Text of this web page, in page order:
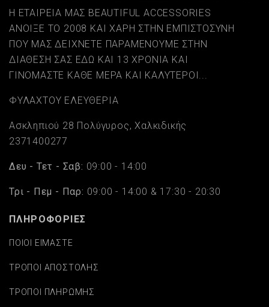
Η ΕΤΑΙΡΕΙΑ ΜΑΣ BEAUTIFUL ACCESSORIES
ΑΝΟΙΞΕ ΤΟ 2008 ΚΑΙ ΧΑΡΗ ΣΤΗΝ ΕΜΠΙΣΤΟΣΥΝΗ
ΠΟΥ ΜΑΣ ΔΕΙΧΝΕΤΕ ΠΑΡΑΜΕΝΟΥΜΕ ΣΤΗΝ
ΔΙΑΘΕΣΗ ΣΑΣ ΕΔΩ ΚΑΙ 13 ΧΡΟΝΙΑ ΚΑΙ
ΓΙΝΟΜΑΣΤΕ ΚΑΘΕ ΜΕΡΑ ΚΑΙ ΚΑΛΥΤΕΡΟΙ...
ΦΥΛΑΧΤΟΥ ΕΛΕΥΘΕΡΙΑ
Ασκληπιού 28 Πολύγυρος, Χαλκιδικής
2371400277
Δευ - Τετ - Σαβ: 09:00 - 14:00
Τρι - Πεμ - Παρ: 09:00 - 14:00 & 17:30 - 20:30
ΠΛΗΡΟΦΟΡΙΕΣ
ΠΟΙΟΙ ΕΙΜΑΣΤΕ
ΤΡΟΠΟΙ ΑΠΟΣΤΟΛΗΣ
ΤΡΟΠΟΙ ΠΛΗΡΩΜΗΣ